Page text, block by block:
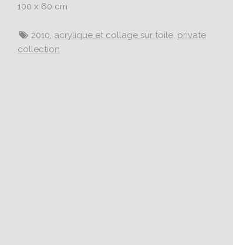
100 x 60 cm
2010, acrylique et collage sur toile, private
collection